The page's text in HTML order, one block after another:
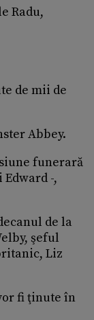
Radu,
de mii de
Abbey.
funerară
-,
de la
şeful
Liz
fi ţinute în